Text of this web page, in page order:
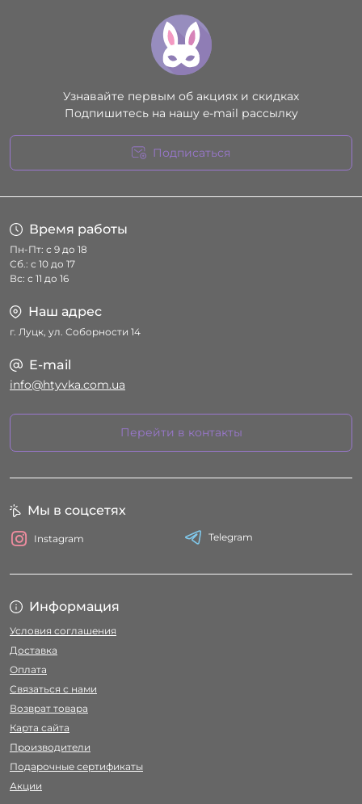
Узнавайте первым об акциях и скидках
Подпишитесь на нашу e-mail рассылку
Подписаться
Время работы
Пн-Пт: с 9 до 18
Сб.: с 10 до 17
Вс: с 11 до 16
Наш адрес
г. Луцк, ул. Соборности 14
E-mail
info@htyvka.com.ua
Перейти в контакты
Информация
Условия соглашения
Доставка
Оплата
Связаться с нами
Возврат товара
Карта сайта
Производители
Подарочные сертификаты
Акции
Мы в соцсетях
Instagram Telegram